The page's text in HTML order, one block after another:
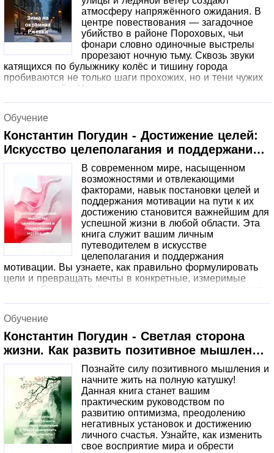
атмосферу напряжённого ожидания. В
центре повествования — загадочное
убийство в районе Пороховых, чьи
фонари словно одиночные выстрелы
прорезают ночную тьму. Сквозь звуки
катящихся по булыжнику колёс и тишину города
пробиваются не только шаги прохожих, но и тени чужих
страхов и тайн. История раскрывает не только
каждый предмет и каждый звук становятся частью
общей, застывшей в холоде зимы, истории.
Обучение
Константин Погудин - Достижение целей:
Искусство целеполагания и поддержания
мотивации
В современном мире, насыщенном
возможностями и отвлекающими
факторами, навык постановки целей и
поддержания мотивации на пути к их
достижению становится важнейшим для
успешной жизни в любой области. Эта
книга служит вашим личным
путеводителем в искусстве
целеполагания и поддержания
мотивации. Вы узнаете, как правильно формулировать
цели и превращать мечты в конкретные, измеримые
задачи. Освоите эффективные стратегии планирования
и увлекательным. Книга предлагает глубокий анализ
внутренних факторов, влияющих на мотивацию. Вы
научитесь осознавать свои ценности, находить
внутренние источники энергии и преодолевать
распространенные преграды на пути к успеху, такие как
прокрастинация, страх неудачи и перфекционизм. В этой
книге вы найдете: Практические инструменты:
пошаговые инструкции, упражнения и шаблоны для
эффективного целеполагания.
Обучение
Константин Погудин - Светлая сторона
жизни. Как развить позитивное мышление
и трансформировать свою реальность
Познайте силу позитивного мышления и
начните жить на полную катушку!
Данная книга станет вашим
практическим руководством по
развитию оптимизма, преодолению
негативных установок и достижению
личного счастья. Узнайте, как изменить
свое восприятие мира и обрести